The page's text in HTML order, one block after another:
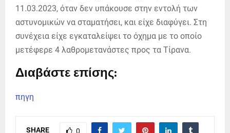
11.03.2023, όταν δεν υπάκουσε στην εντολή των
αστυνομικών να σταματήσει, και είχε διαφύγει. Στη
συνέχεια είχε εγκαταλείψει το όχημα με το οποίο
μετέφερε 4 λαθρομετανάστες προς τα Τίρανα.
Διαβάστε επίσης:
πηγη
SHARE 0